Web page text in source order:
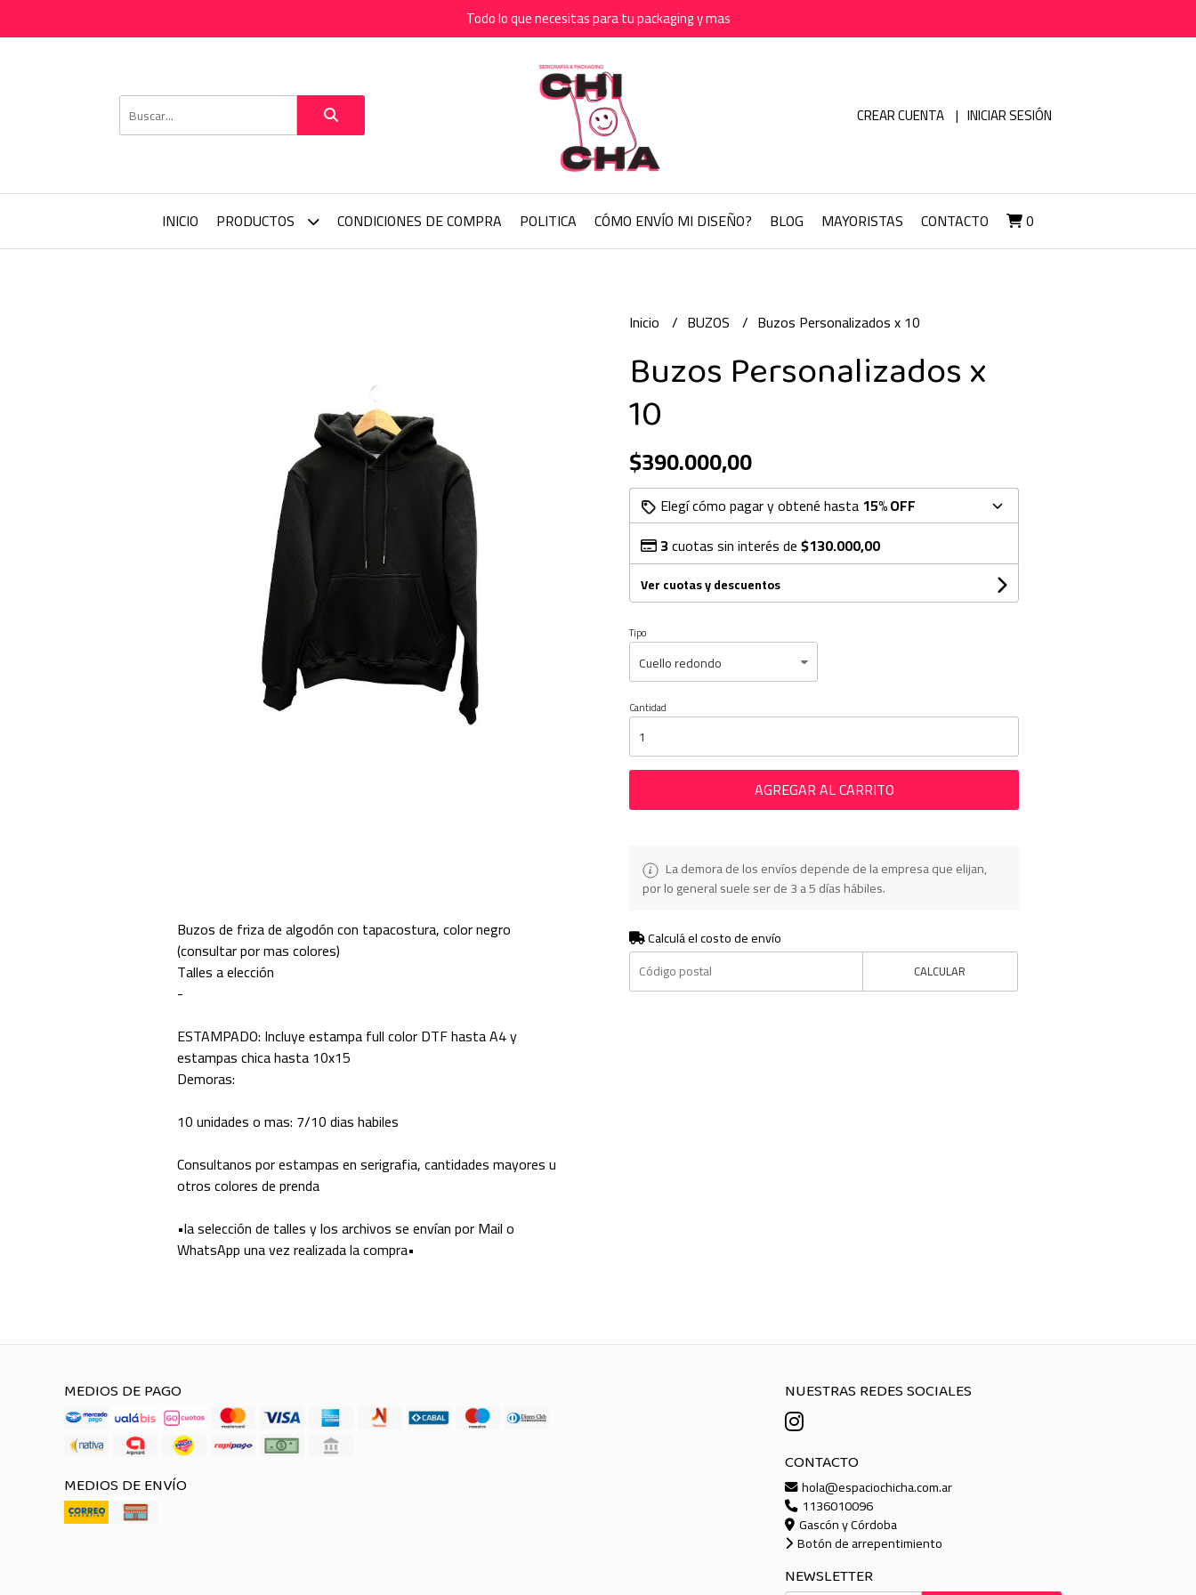
Todo lo que necesitas para tu packaging y mas
CREAR CUENTA INICIAR SESIÓN
INICIO PRODUCTOS CONDICIONES DE COMPRA POLITICA CÓMO ENVÍO MI DISEÑO? BLOG MAYORISTAS CONTACTO 0
Buzos de friza de algodón con tapacostura, color negro
(consultar por mas colores)
Talles a elección
-
ESTAMPADO: Incluye estampa full color DTF hasta A4 y
estampas chica hasta 10x15
Demoras:
10 unidades o mas: 7/10 dias habiles
Consultanos por estampas en serigrafia, cantidades mayores u
otros colores de prenda
•la selección de talles y los archivos se envían por Mail o
WhatsApp una vez realizada la compra•
Inicio BUZOS Buzos Personalizados x 10
Buzos Personalizados x
10
$390.000,00
Elegí cómo pagar y obtené hasta 15% OFF
3cuotas sin interés de$130.000,00
Ver cuotas y descuentos
Tipo
Cantidad
AGREGAR AL CARRITO
La demora de los envíos depende de la empresa que elijan,
por lo general suele ser de 3 a 5 días hábiles.
Calculá el costo de envío
CALCULAR
MEDIOS DE PAGO
MEDIOS DE ENVÍO
NUESTRAS REDES SOCIALES
CONTACTO
hola@espaciochicha.com.ar
1136010096
Gascón y Córdoba
Botón de arrepentimiento
NEWSLETTER